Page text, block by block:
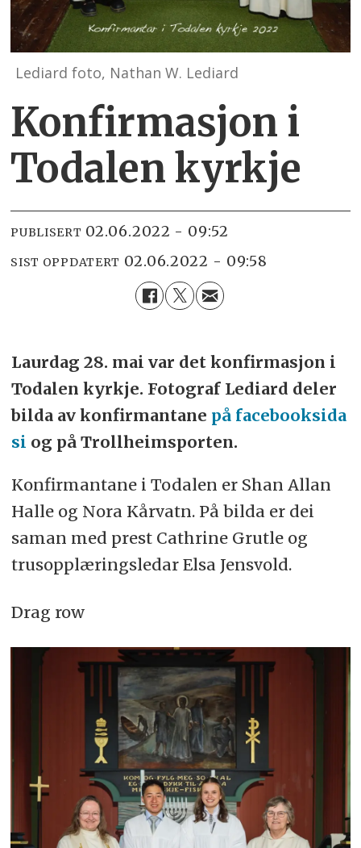
Lediard foto, Nathan W. Lediard
Konfirmasjon i
Todalen kyrkje
PUBLISERT 02.06.2022 - 09:52
SIST OPPDATERT 02.06.2022 - 09:58
Laurdag 28. mai var det konfirmasjon i
Todalen kyrkje. Fotograf Lediard deler
bilda av konfirmantane på facebooksida
si og på Trollheimsporten.
Konfirmantane i Todalen er Shan Allan
Halle og Nora Kårvatn. På bilda er dei
saman med prest Cathrine Grutle og
trusopplæringsledar Elsa Jensvold.
Drag row